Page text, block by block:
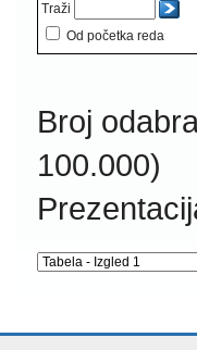
Traži
Od početka reda
Broj
100.000)